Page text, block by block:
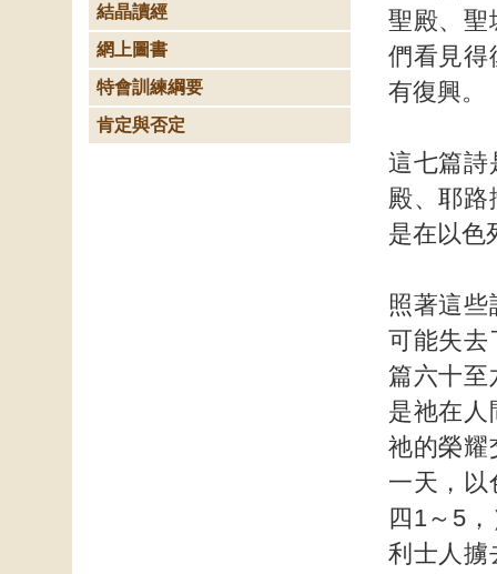
聖殿、聖
們看見得
有復興。
這七篇詩
殿、耶路
是在以色
照著這
可能失去
篇六十至
是祂在人
祂的榮耀
一天，以
四1～5
利士人擄
結晶讀經
網上圖書
特會訓練綱要
肯定與否定